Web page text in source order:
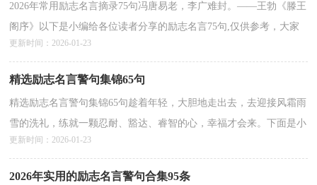
2026年常用励志名言摘录75句冯唐易老，李广难封。——王勃《滕王
阁序》以下是小编给各位读者分享的励志名言75句,仅供参考，大家
一起来看看吧。1、不经历风雨，又是怎能去见彩虹？挫...
更新时间：2026-01-23
精选励志名言警句集锦65句
精选励志名言警句集锦65句趁着年轻，大胆地走出去，去迎接风霜雨
雪的洗礼，练就一颗忍耐、豁达、睿智的心，幸福才会来。下面是小
编帮大家整理的励志名言警句65句,仅供参考，欢迎大家...
更新时间：2026-01-23
2026年实用的励志名言警句合集95条